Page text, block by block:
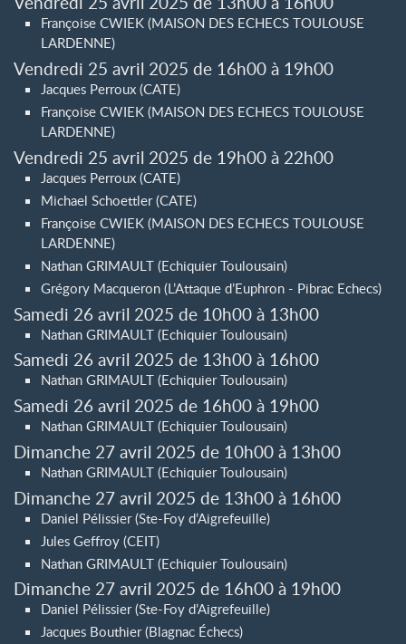
Françoise CWIEK (MAISON DES ECHECS TOULOUSE
LARDENNE)
Vendredi 25 avril 2025 de 16h00 à 19h00
Jacques Perroux (CATE)
Françoise CWIEK (MAISON DES ECHECS TOULOUSE
LARDENNE)
Vendredi 25 avril 2025 de 19h00 à 22h00
Jacques Perroux (CATE)
Michael Schoettler (CATE)
Françoise CWIEK (MAISON DES ECHECS TOULOUSE
LARDENNE)
Nathan GRIMAULT (Echiquier Toulousain)
Grégory Macqueron (L’Attaque d’Euphron - Pibrac Echecs)
Samedi 26 avril 2025 de 10h00 à 13h00
Nathan GRIMAULT (Echiquier Toulousain)
Samedi 26 avril 2025 de 13h00 à 16h00
Nathan GRIMAULT (Echiquier Toulousain)
Samedi 26 avril 2025 de 16h00 à 19h00
Nathan GRIMAULT (Echiquier Toulousain)
Dimanche 27 avril 2025 de 10h00 à 13h00
Nathan GRIMAULT (Echiquier Toulousain)
Dimanche 27 avril 2025 de 13h00 à 16h00
Daniel Pélissier (Ste-Foy d’Aigrefeuille)
Jules Geffroy (CEIT)
Nathan GRIMAULT (Echiquier Toulousain)
Dimanche 27 avril 2025 de 16h00 à 19h00
Daniel Pélissier (Ste-Foy d’Aigrefeuille)
Jacques Bouthier (Blagnac Échecs)